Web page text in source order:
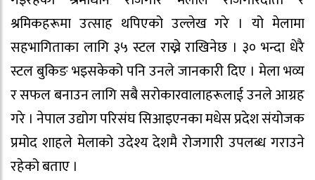
श्रमिकहरूमा उत्साह थपिएको उल्लेख गरे । यो मेलामा
सहभागिताका लागि ३५ स्टल राख्ने राखिनेछ । ३० भन्दा धेरै
स्टल बुकिङ भइसकेको पनि उनले जानकारी दिए । मेला भव्य
र सफल बनाउन लागि सबै सरोकारवालाहरूलाई उनले आग्रह
गरे । नेपाल उद्योग परिसंघ सिआइएनका मधेस प्रदेश संयोजक
प्रमोद शाहले मेलाको उदेश्य देशमै रोजगारी उपलब्ध गराउने
रहेको बताए ।